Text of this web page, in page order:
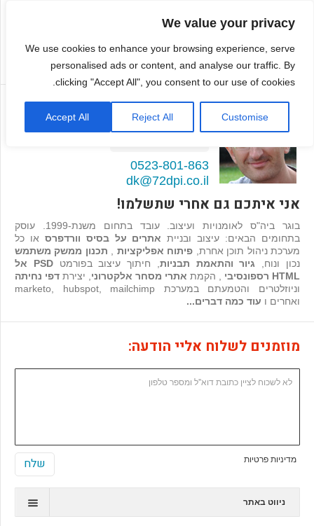
We value your privacy
We use cookies to enhance your browsing experience, serve
personalised ads or content, and analyse our traffic. By
clicking "Accept All", you consent to our use of cookies.
Customise
Reject All
Accept All דמיטרי קגן
בונה אתרים ואפליקציות
0523-801-863
dk@72dpi.co.il
אני איתכם גם אחרי שתשלמו!
בוגר ביה"ס לאומנויות ועיצוב. עובד בתחום משנת-1999. עוסק
בתחומים הבאים: עיצוב ובניית אתרים על בסיס וורדפרס או כל
מערכת ניהול תוכן אחרת, פיתוח אפליקציות
תכנון ממשק משתמש
נכון ונוח, גיור והתאמת תבניות , חיתוך עיצוב בפורמט
PSD אל
HTML רספונסיבי
, הקמת אתרי מסחר אלקטרוני , יצירת דפי נחיתה
וניוזלטרים והטמעתם במערכת marketo, hubspot, mailchimp
ואחרים ו עוד כמה דברים...
מוזמנים לשלוח אליי הודעה:
מדיניות פרטיות
ניווט באתר